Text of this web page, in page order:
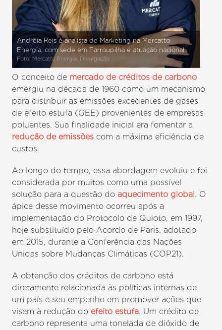
Andréia Reis é analista de Marketing na Mercatto
Energia, com sede em Farroupilha e atuação nacional
Foto: Mercatto Energia, Divulgação
O conceito de mercado de créditos de carbono
emergiu na década de 1960 como um mecanismo
para distribuir as emissões excedentes de gases
de efeito estufa (GEE) provenientes de empresas
poluentes. Sua finalidade inicial era fomentar a
redução de emissões com a máxima eficiência de
custos.
Ao longo do tempo, essa abordagem evoluiu e foi
considerada por muitos como uma possível
solução para a questão do aquecimento global. O
ápice desse movimento ocorreu após a
implementação do Protocolo de Quioto, em 1997,
hoje substituído pelo Acordo de Paris, adotado
em 2015, durante a Conferência das Nações
Unidas sobre Mudanças Climáticas (COP21).
A obtenção dos créditos de carbono está
diretamente relacionada às políticas internas de
um país e seu empenho em promover ações que
visem à redução do efeito estufa. Um crédito de
carbono representa uma tonelada de dióxido de